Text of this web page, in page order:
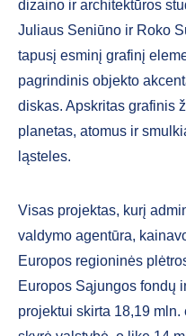
dizaino ir architektūros
Juliaus Seniūno ir Roko
tapusį esminį grafinį
pagrindinis objekto
diskas. Apskritas grafinis
planetas, atomus ir
ląsteles.
Visas projektas, kurį
valdymo agentūra,
Europos regioninės
Europos Sąjungos fondų
projektui skirta 18,19